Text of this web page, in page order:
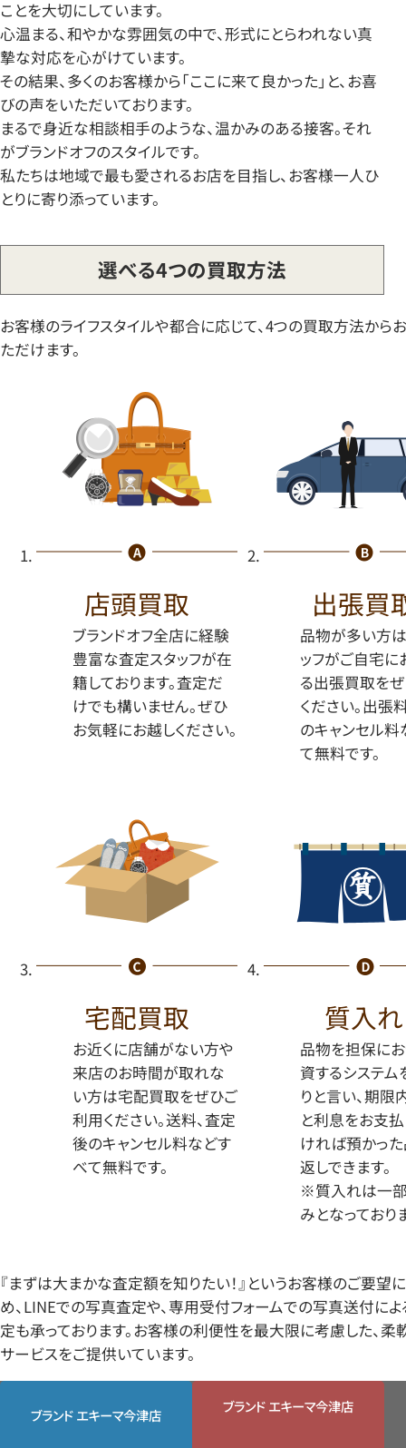
ことを大切にしています。
心温まる、和やかな雰囲気の中で、形式にとらわれない真
摯な対応を心がけています。
その結果、多くのお客様から「ここに来て良かった」と、お喜
びの声をいただいております。
まるで身近な相談相手のような、温かみのある接客。それ
がブランドオフのスタイルです。
私たちは地域で最も愛されるお店を目指し、お客様一人ひ
とりに寄り添っています。
選べる4つの買取方法
お客様のライフスタイルや都合に応じて、4つの買取方法から
ただけます。
店頭買取
ブランドオフ全店に経験
豊富な査定スタッフが在
籍しております。査定だ
けでも構いません。ぜひ
お気軽にお越しください。
出張買
品物が多い方
ッフがご自宅に
る出張買取を
ください。出張
のキャンセル料
て無料です。
宅配買取
お近くに店舗がない方や
来店のお時間が取れな
い方は宅配買取をぜひご
利用ください。送料、査定
後のキャンセル料などす
べて無料です。
質入れ
品物を担保に
資するシステム
りと言い、期限
と利息をお支
ければ預かっ
返しできます。
※質入れは一
みとなっており
『まずは大まかな査定額を知りたい！』というお客様のご要望
め、LINEでの写真査定や、専用受付フォームでの写真送付に
定も承っております。お客様の利便性を最大限に考慮した、柔
サービスをご提供いています。
ブランド エキーマ今津店
ブランド エキーマ今津店